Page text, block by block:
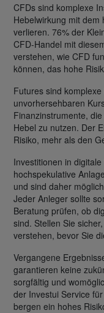
CFDs sind komplexe
Hebelwirkung mit dem
verlieren. 76% der
CFD-Handel mit
verstehen, wie CFD
können, das hohe
Futures sind
unvorhersehbaren
Finanzinstrumente,
Hebel zu nutzen. Der
Risiko, mehr als den
Investitionen in
hochspekulative
und sind daher
Jeder Anleger sollte
Beratung prüfen, ob
sind. Stellen Sie
verstehen, bevor Sie
Vergangene
garantieren keine
sorgfältig und
der Investui Service
bergen ein hohes